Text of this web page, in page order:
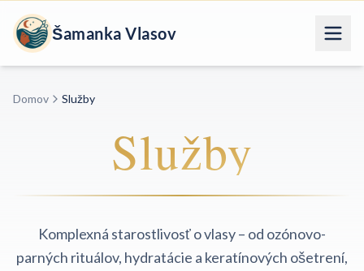
Šamanka Vlasov
Domov Služby
Služby
Komplexná starostlivosť o vlasy – od ozónovo-
parných rituálov, hydratácie a keratínových ošetrení,